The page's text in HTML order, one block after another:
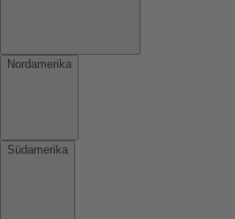
Nordamerika
Südamerika